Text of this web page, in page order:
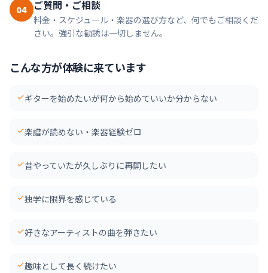
04 ご質問・ご相談
料金・スケジュール・楽器の選び方など、何でもご相談くだ
さい。強引な勧誘は一切しません。
こんな方が体験に来ています
ギターを始めたいが何から始めていいか分からない
楽譜が読めない・楽器経験ゼロ
昔やっていたが久しぶりに再開したい
独学に限界を感じている
好きなアーティストの曲を弾きたい
趣味として長く続けたい